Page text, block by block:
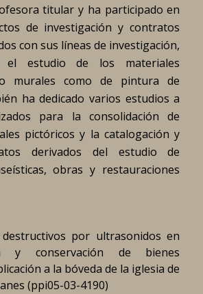
titular y ha participado en
de investigación y contratos
con sus líneas de investigación,
el estudio de los materiales
murales como de pintura de
ha dedicado varios estudios a
para la consolidación de
pictóricos y la catalogación y
derivados del estudio de
obras y restauraciones
por ultrasonidos en
y conservación de bienes
a la bóveda de la iglesia de
(ppi05-03-4190)